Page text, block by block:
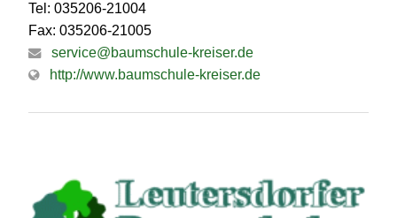
Tel: 035206-21004
Fax: 035206-21005
service@baumschule-kreiser.de
http://www.baumschule-kreiser.de